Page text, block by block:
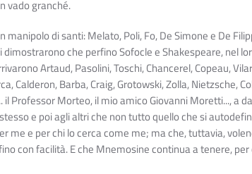
vado granché.
manipolo di santi: Melato, Poli, Fo, De Simone e De
dimostrarono che perfino Sofocle e Shakespeare, nel
Artaud, Pasolini, Toschi, Chancerel, Copeau,
Calderon, Barba, Craig, Grotowski, Zolla, Nietzsche,
il Professor Morteo, il mio amico Giovanni Moretti..., a
e poi agli altri che non tutto quello che si
me e per chi lo cerca come me; ma che, tuttavia,
con facilità. E che Mnemosine continua a tenere, per